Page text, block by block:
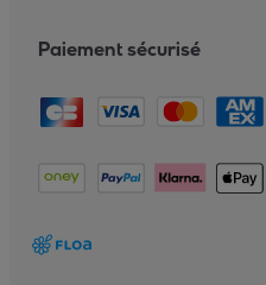
Paiement sécurisé